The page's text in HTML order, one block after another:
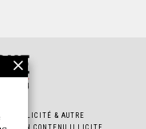
PUBLICITÉ & AUTRE